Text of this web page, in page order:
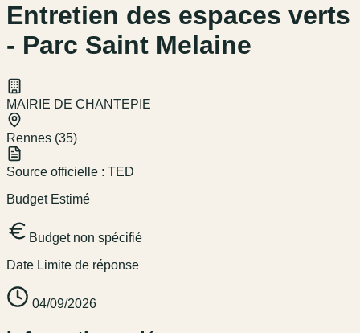
Entretien des espaces verts
- Parc Saint Melaine
MAIRIE DE CHANTEPIE
Rennes (35)
Source officielle : TED
Budget Estimé
Budget non spécifié
Date Limite de réponse
04/09/2026